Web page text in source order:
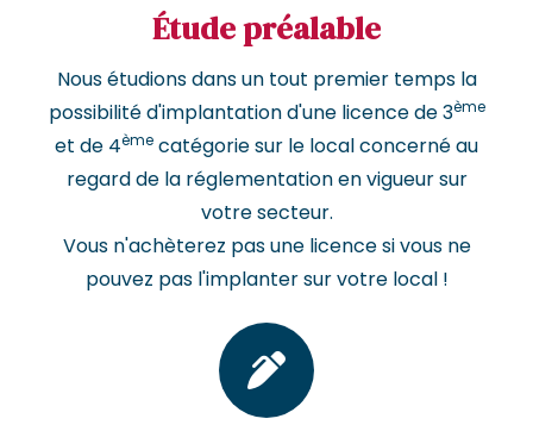
Étude préalable
Nous étudions dans un tout premier temps la
possibilité d'implantation d'une licence de 3ème
et de 4ème catégorie sur le local concerné au
regard de la réglementation en vigueur sur
votre secteur.
Vous n'achèterez pas une licence si vous ne
pouvez pas l'implanter sur votre local !